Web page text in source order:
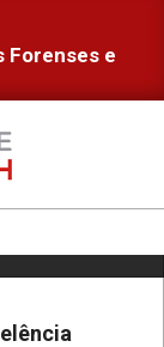
Forenses e